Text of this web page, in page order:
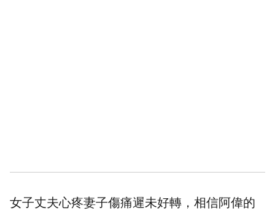
女子丈夫心疼妻子傷痛遲未好轉，相信阿偉的